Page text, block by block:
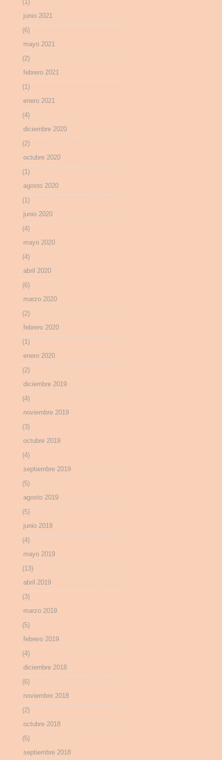
(1)
junio 2021
(6)
mayo 2021
(2)
febrero 2021
(1)
enero 2021
(4)
diciembre 2020
(2)
octubre 2020
(1)
agosto 2020
(1)
junio 2020
(4)
mayo 2020
(4)
abril 2020
(6)
marzo 2020
(2)
febrero 2020
(1)
enero 2020
(2)
diciembre 2019
(4)
noviembre 2019
(3)
octubre 2019
(4)
septiembre 2019
(5)
agosto 2019
(5)
junio 2019
(4)
mayo 2019
(13)
abril 2019
(3)
marzo 2019
(5)
febrero 2019
(4)
diciembre 2018
(6)
noviembre 2018
(2)
octubre 2018
(5)
septiembre 2018